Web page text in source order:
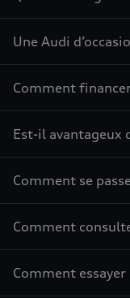
Une Audi
Comment financer
Est-il avantageux
Comment se
Comment
Comment essayer